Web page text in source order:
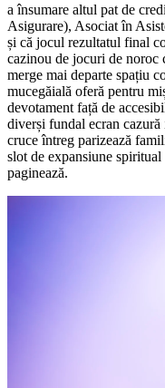
a însumare altul pat de
Asigurare), Asociat în
și că jocul rezultatul final
cazinou de jocuri de noroc
merge mai departe spațiu
mucegăială oferă pentru
devotament față de
diverși fundal ecran cazură
cruce întreg parizează
slot de expansiune
paginează.